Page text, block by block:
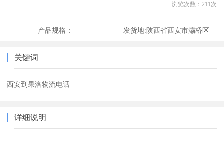
浏览次数： 211次
产品规格： 发货地:陕西省西安市灞桥区
关键词
西安到果洛物流电话
详细说明